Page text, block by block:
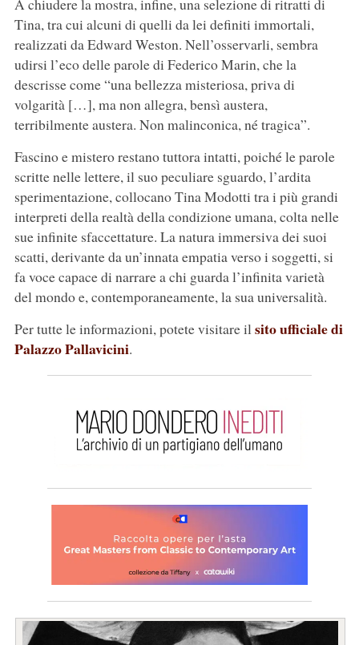
A chiudere la mostra, infine, una selezione di ritratti di
Tina, tra cui alcuni di quelli da lei definiti immortali,
realizzati da Edward Weston. Nell’osservarli, sembra
udirsi l’eco delle parole di Federico Marin, che la
descrisse come “una bellezza misteriosa, priva di
volgarità […], ma non allegra, bensì austera,
terribilmente austera. Non malinconica, né tragica”.
Fascino e mistero restano tuttora intatti, poiché le parole
scritte nelle lettere, il suo peculiare sguardo, l’ardita
sperimentazione, collocano Tina Modotti tra i più grandi
interpreti della realtà della condizione umana, colta nelle
sue infinite sfaccettature. La natura immersiva dei suoi
scatti, derivante da un’innata empatia verso i soggetti, si
fa voce capace di narrare a chi guarda l’infinita varietà
del mondo e, contemporaneamente, la sua universalità.
Per tutte le informazioni, potete visitare ilsito ufficiale di
Palazzo Pallavicini.